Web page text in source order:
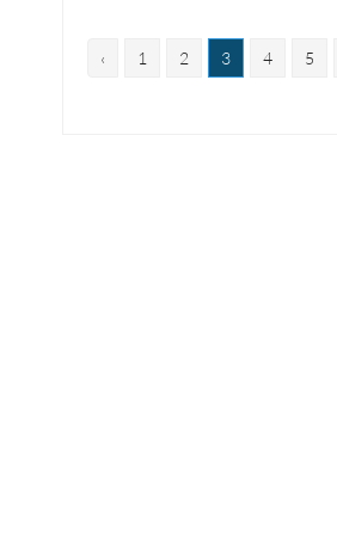
‹ 1 2 3 4 5